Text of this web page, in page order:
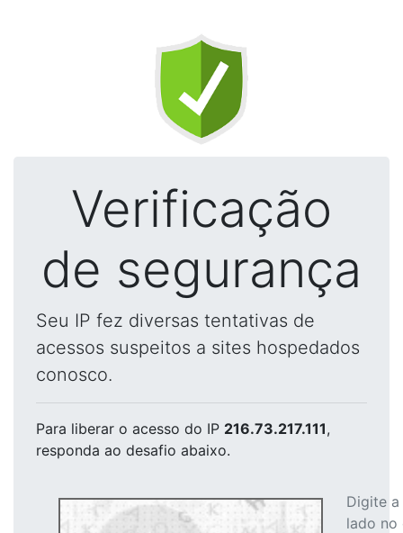
Verificação
de segurança
Seu IP fez diversas tentativas de
acessos suspeitos a sites hospedados
conosco.
Para liberar o acesso do IP 216.73.217.111,
responda ao desafio abaixo.
Digite
lado no